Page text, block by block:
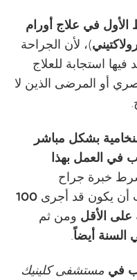
الأول في علاج أورام
)، لأن الجراحة
فيها استجابة للعلاج
أو المرضى الذين لا
بشكل مباشر
في العمل بهذا
خبرة جراح
أن يكون قد أجرى 100
على الأقل ومن ثم
.
في مستشفى كلينيك